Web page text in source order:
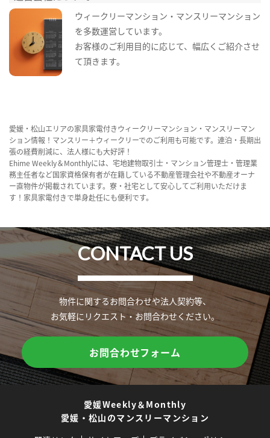
ウィークリーマンション・マンスリーマンション
を多数運営しています。
お客様のご利用目的に応じて、幅広くご紹介させ
て頂きます。
愛媛・松山エリアの家具家電付きウィークリーマンション・マンスリーマン
ション情報！マンスリー＋ウィークリーでのご利用も可能です。連泊・長期出
張の経費削減に、法人様にも大好評！
Ehime Weekly＆Monthlyには、宅地建物取引士・マンション管理士・管理業
務主任者など国家資格保有者が在籍している不動産管理会社や不動産オーナ
ー直物件が掲載されています。寮・社宅として安心してご利用いただけま
す！家具家電付きで単身赴任にも便利です。
CONTACT US
物件に関するお問合わせや法人契約等、
お気軽にリクエスト・お問合わせください。
お問合わせフォーム
愛媛Weekly＆Monthly
愛媛・松山のマンスリーマンション